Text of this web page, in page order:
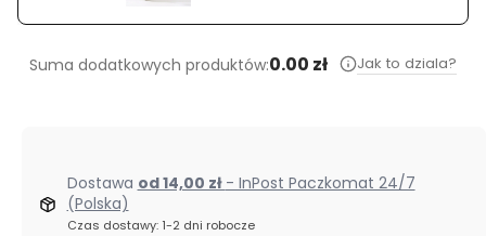
Suma dodatkowych produktów:0.00 zł Jak to dziala?
Dostawa od 14,00 zł - InPost Paczkomat 24/7
(Polska)
Czas dostawy: 1-2 dni robocze